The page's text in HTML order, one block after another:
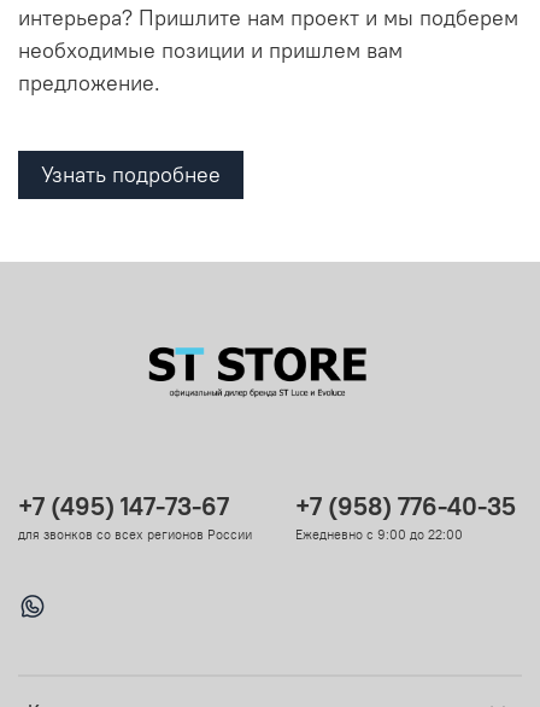
интерьера? Пришлите нам проект и мы подберем
необходимые позиции и пришлем вам
предложение.
Узнать подробнее
+7 (495) 147-73-67
для звонков со всех регионов России
+7 (958) 776-40-35
Ежедневно с 9:00 до 22:00